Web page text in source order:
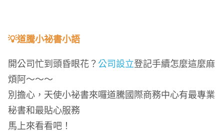
💡道騰小祕書小語
開公司忙到頭昏眼花？ 公司設立登記手續怎麼這麼麻
煩阿～～～
別擔心，天使小祕書來囉道騰國際商務中心有最專業
秘書和最貼心服務
馬上來看看吧！